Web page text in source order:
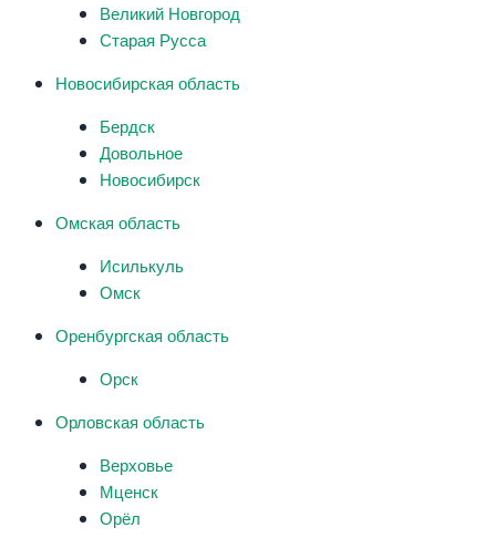
Великий Новгород
Старая Русса
Новосибирская область
Бердск
Довольное
Новосибирск
Омская область
Исилькуль
Омск
Оренбургская область
Орск
Орловская область
Верховье
Мценск
Орёл